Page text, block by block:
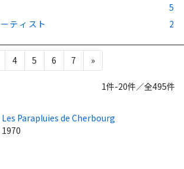
5
ティスト
2
4 5 6 7 »
1件-20件／全495件
Les Parapluies de Cherbourg
1970